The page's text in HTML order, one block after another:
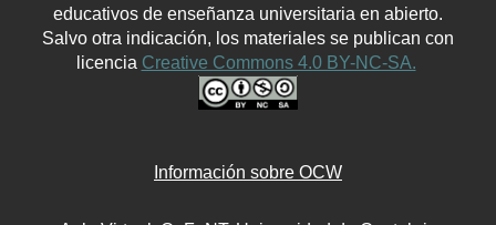
educativos de enseñanza universitaria en abierto.
Salvo otra indicación, los materiales se publican con
licencia Creative Commons 4.0 BY-NC-SA.
Información sobre OCW